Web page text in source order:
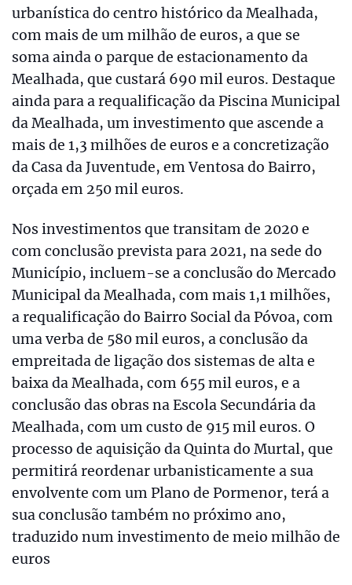
urbanística do centro histórico da Mealhada,
com mais de um milhão de euros, a que se
soma ainda o parque de estacionamento da
Mealhada, que custará 690 mil euros. Destaque
ainda para a requalificação da Piscina Municipal
da Mealhada, um investimento que ascende a
mais de 1,3 milhões de euros e a concretização
da Casa da Juventude, em Ventosa do Bairro,
orçada em 250 mil euros.
Nos investimentos que transitam de 2020 e
com conclusão prevista para 2021, na sede do
Município, incluem-se a conclusão do Mercado
Municipal da Mealhada, com mais 1,1 milhões,
a requalificação do Bairro Social da Póvoa, com
uma verba de 580 mil euros, a conclusão da
empreitada de ligação dos sistemas de alta e
baixa da Mealhada, com 655 mil euros, e a
conclusão das obras na Escola Secundária da
Mealhada, com um custo de 915 mil euros. O
processo de aquisição da Quinta do Murtal, que
permitirá reordenar urbanisticamente a sua
envolvente com um Plano de Pormenor, terá a
sua conclusão também no próximo ano,
traduzido num investimento de meio milhão de
euros